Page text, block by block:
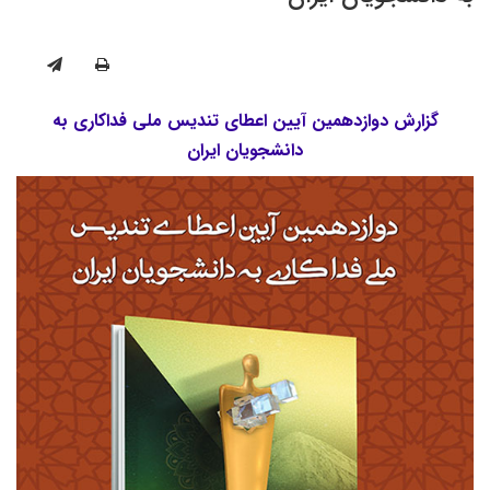
گزارش دوازدهمین آیین اعطای تندیس ملی فداکاری به
دانشجویان ایران